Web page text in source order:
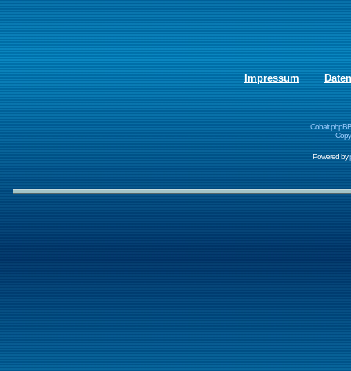
Impressum
Cobalt
Powered by